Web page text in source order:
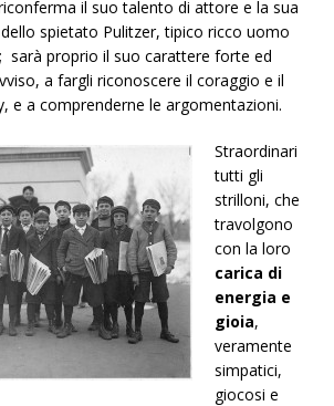
il suo talento di attore e la sua
spietato Pulitzer, tipico ricco uomo
sarà proprio il suo carattere forte ed
a fargli riconoscere il coraggio e il
e a comprenderne le argomentazioni.
Straordinari
tutti gli
strilloni, che
travolgono
con la loro
carica di
energia e
gioia,
veramente
simpatici,
giocosi e